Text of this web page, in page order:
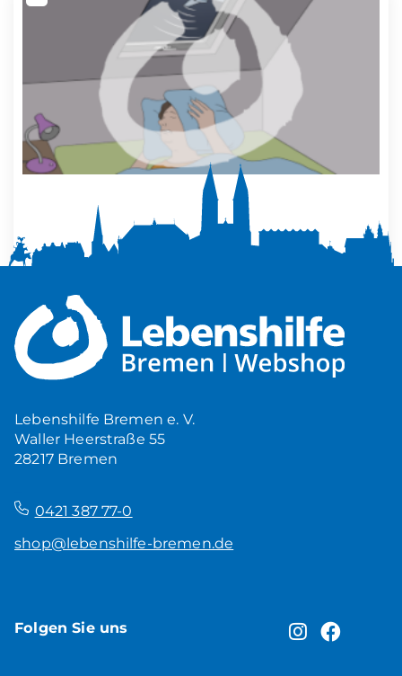
Mehr Ruhe zuhause
5,00€
Lebenshilfe Bremen e. V.
Waller Heerstraße 55
28217 Bremen
0421 387 77-0
shop@lebenshilfe-bremen.de
Folgen Sie uns